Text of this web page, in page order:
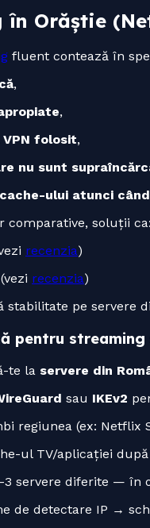
în Orăștie
fluent contează în
,
,
folosit,
nu sunt
ului atunci
comparative, soluții ca:
recenzia)
(vezi recenzia)
stabilitate pe servere
pentru
te la servere din
sau IKEv2
regiunea (ex: Netflix
ul TV/aplicației
servere diferite — în
de detectare IP →